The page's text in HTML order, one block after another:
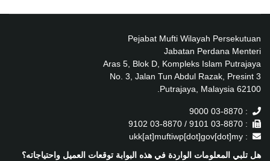
Pejabat Mufti Wilayah Persekutuan
Jabatan Perdana Menteri
Aras 5, Blok D, Kompleks Islam Putrajaya
No. 3, Jalan Tun Abdul Razak, Presint 3
62100 Putrajaya, Malaysia.
: 03-8870 9000
: 03-8870 9101 / 03-8870 9102
: ukk[at]muftiwp[dot]gov[dot]my
هل تلبي المعلومات الواردة في هذه البوابة توقعات العميل واحتياجاته؟